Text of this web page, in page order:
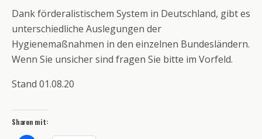
Dank förderalistischem System in Deutschland, gibt es
unterschiedliche Auslegungen der
Hygienemaßnahmen in den einzelnen Bundesländern.
Wenn Sie unsicher sind fragen Sie bitte im Vorfeld.
Stand 01.08.20
Sharen mit: